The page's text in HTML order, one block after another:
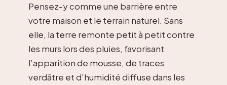
Pensez-y comme une barrière entre
votre maison et le terrain naturel. Sans
elle, la terre remonte petit à petit contre
les murs lors des pluies, favorisant
l’apparition de mousse, de traces
verdâtre et d’humidité diffuse dans les